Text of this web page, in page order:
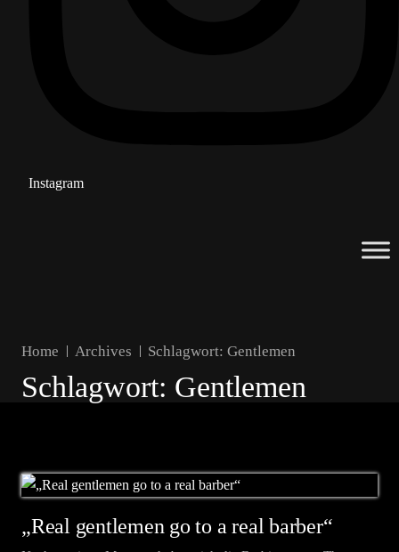
Instagram
Home Archives Schlagwort: Gentlemen
Schlagwort: Gentlemen
„Real gentlemen go to a real barber“